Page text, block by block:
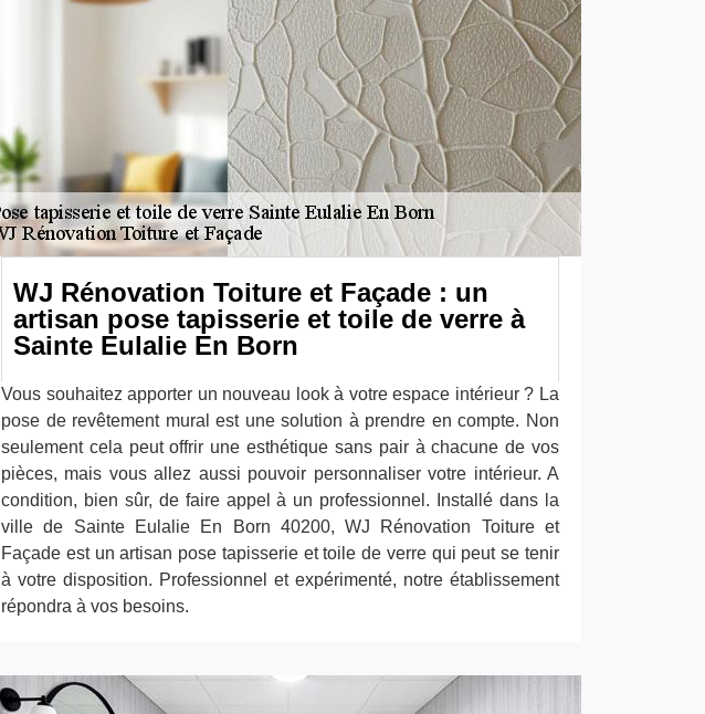
WJ Rénovation Toiture et Façade : un
artisan pose tapisserie et toile de verre à
Sainte Eulalie En Born
Vous souhaitez apporter un nouveau look à votre espace intérieur ? La
pose de revêtement mural est une solution à prendre en compte. Non
seulement cela peut offrir une esthétique sans pair à chacune de vos
pièces, mais vous allez aussi pouvoir personnaliser votre intérieur. A
condition, bien sûr, de faire appel à un professionnel. Installé dans la
ville de Sainte Eulalie En Born 40200, WJ Rénovation Toiture et
Façade est un artisan pose tapisserie et toile de verre qui peut se tenir
à votre disposition. Professionnel et expérimenté, notre établissement
répondra à vos besoins.